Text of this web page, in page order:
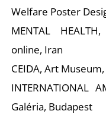
Welfare Poster
MENTAL
online, Iran
CEIDA, Art
INTERNATIONAL
Galéria, Budapest